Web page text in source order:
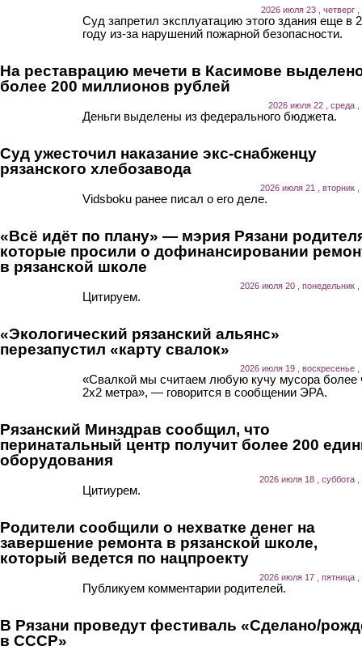
2026 июля 23 , четверг ,
Суд запретил эксплуатацию этого здания еще в
году из-за нарушений пожарной безопасности.
На реставрацию мечети в Касимове
более 200 миллионов рублей
2026 июля 22 , среда ,
Деньги выделены из федерального бюджета.
Суд ужесточил наказание экс-снабженцу
рязанского хлебозавода
2026 июля 21 , вторник ,
Vidsboku ранее писал о его деле.
«Всё идёт по плану» — мэрия Рязани
которые просили о дофинансировании
в рязанской школе
2026 июля 20 , понедельник ,
Цитируем.
«Экологический рязанский альянс»
перезапустил «карту свалок»
2026 июля 19 , воскресенье ,
«Свалкой мы считаем любую кучу мусора более
2х2 метра», — говорится в сообщении ЭРА.
Рязанский Минздрав сообщил, что
перинатальный центр получит более 200
оборудования
2026 июля 18 , суббота ,
Цитиурем.
Родители сообщили о нехватке денег на
завершение ремонта в рязанской школе,
который ведется по нацпроекту
2026 июля 17 , пятница ,
Публикуем комментарии родителей.
В Рязани проведут фестиваль «Сделано/
в СССР»